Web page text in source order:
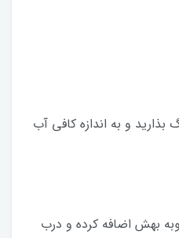
بذارید و به اندازه کافی آب
بهش اضافه کرده و درب